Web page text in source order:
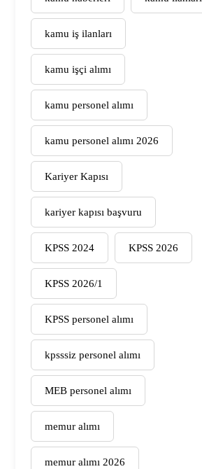
kamu iş ilanları
kamu işçi alımı
kamu personel alımı
kamu personel alımı 2026
Kariyer Kapısı
kariyer kapısı başvuru
KPSS 2024 KPSS 2026
KPSS 2026/1
KPSS personel alımı
kpsssiz personel alımı
MEB personel alımı
memur alımı
memur alımı 2026